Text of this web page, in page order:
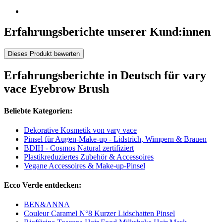
Erfahrungsberichte unserer Kund:innen
Dieses Produkt bewerten
Erfahrungsberichte in Deutsch für vary
vace Eyebrow Brush
Beliebte Kategorien:
Dekorative Kosmetik von vary vace
Pinsel für Augen-Make-up - Lidstrich, Wimpern & Brauen
BDIH - Cosmos Natural zertifiziert
Plastikreduziertes Zubehör & Accessoires
Vegane Accessoires & Make-up-Pinsel
Ecco Verde entdecken:
BEN&ANNA
Couleur Caramel N°8 Kurzer Lidschatten Pinsel